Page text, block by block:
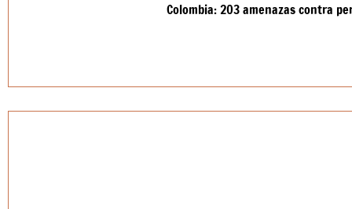
Colombia: 203 amenazas contra